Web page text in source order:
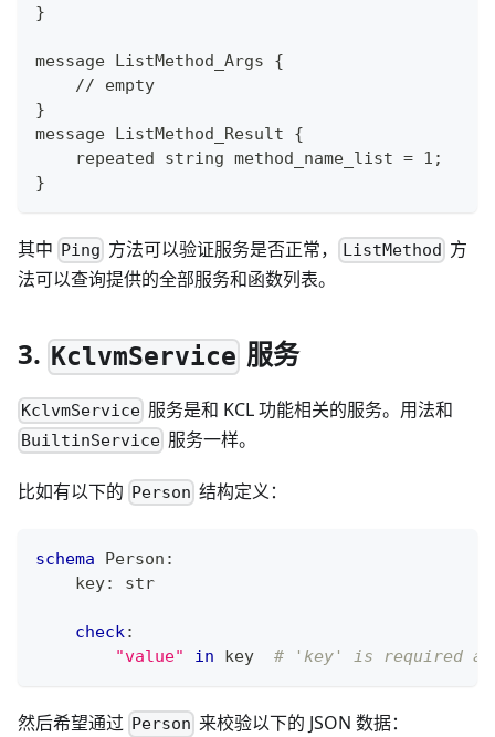
}
message ListMethod_Args {
    // empty
}
message ListMethod_Result {
    repeated string method_name_list = 1;
}
其中 Ping 方法可以验证服务是否正常， ListMethod 方
法可以查询提供的全部服务和函数列表。
3. KclvmService 服务
KclvmService 服务是和 KCL 功能相关的服务。用法和
BuiltinService 服务一样。
比如有以下的 Person 结构定义：
schema Person :
    key
: str
check:
"value"
in key # 'key' is required
然后希望通过 Person 来校验以下的 JSON 数据：